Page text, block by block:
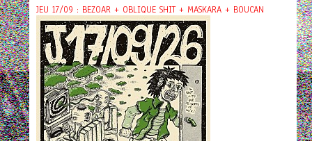
JEU 17/09 : BEZOAR + OBLIQUE SHIT + MASKARA + BOUCAN